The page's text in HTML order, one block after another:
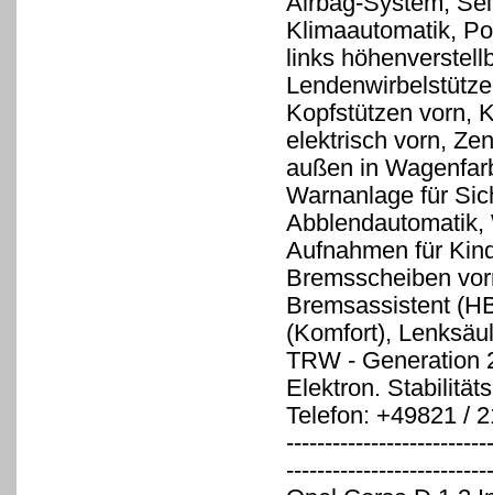
Klimaautomatik,
links
Kopfstützen vorn,
elektrisch vorn,
außen in
Warnanlage für
Abblendautomatik,
Aufnahmen für
Bremsscheiben
Bremsassistent
(Komfort),
TRW - Generation
Elektron.
Telefon: +49821 /